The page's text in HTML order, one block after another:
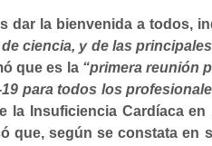
dar la bienvenida a todos,
ciencia, y de las
que es la “primera reunión
para todos los
la Insuficiencia Cardíaca
que, según se constata en